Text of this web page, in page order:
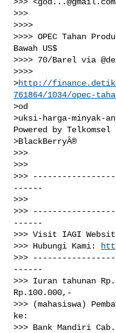
>>>
>>>>
>>>> OPEC Tahan
Bawah US$
>>>> 70/Barel via
>>>>
>http://
761864/1034/opec-
>od
>uksi-harga-minyak-
Powered by Telkomsel
>BlackBerryÂ®
>>>
>>>
>>>
------
>>>
>>>
------
>>> Visit IAGI
>>> Hubungi Kami:
>>>
------
>>> Iuran tahunan
Rp.100.000,-
>>> (mahasiswa)
ke:
>>> Bank Mandiri